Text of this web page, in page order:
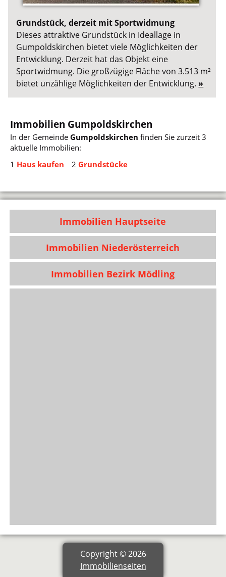
Grundstück, derzeit mit Sportwidmung
Dieses attraktive Grundstück in Ideallage in
Gumpoldskirchen bietet viele Möglichkeiten der
Entwicklung. Derzeit hat das Objekt eine
Sportwidmung. Die großzügige Fläche von 3.513 m²
bietet unzählige Möglichkeiten der Entwicklung. »
Immobilien Gumpoldskirchen
In der GemeindeGumpoldskirchen finden Sie zurzeit 3
aktuelle Immobilien:
1 Haus kaufen 2 Grundstücke
Immobilien Hauptseite
Immobilien Niederösterreich
Immobilien Bezirk Mödling
Copyright © 2026
Immobilienseiten